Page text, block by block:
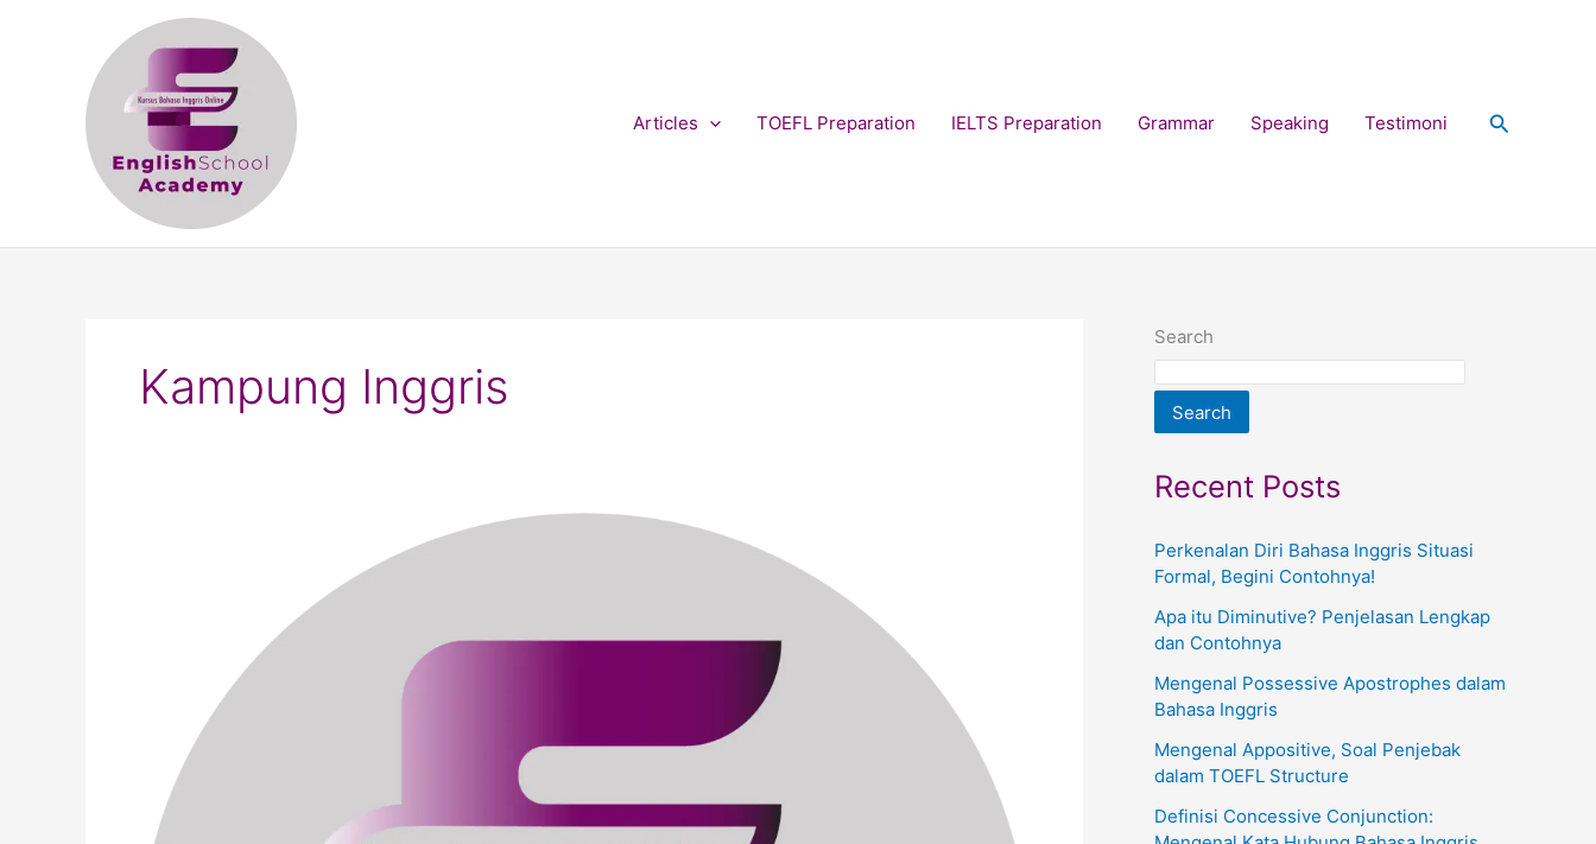
Articles TOEFL Preparation IELTS Preparation Grammar Speaking Testimoni Search
Kampung Inggris
Search
Search
Recent Posts
Perkenalan Diri Bahasa Inggris Situasi
Formal, Begini Contohnya!
Apa itu Diminutive? Penjelasan Lengkap
dan Contohnya
Mengenal Possessive Apostrophes dalam
Bahasa Inggris
Mengenal Appositive, Soal Penjebak
dalam TOEFL Structure
Definisi Concessive Conjunction: